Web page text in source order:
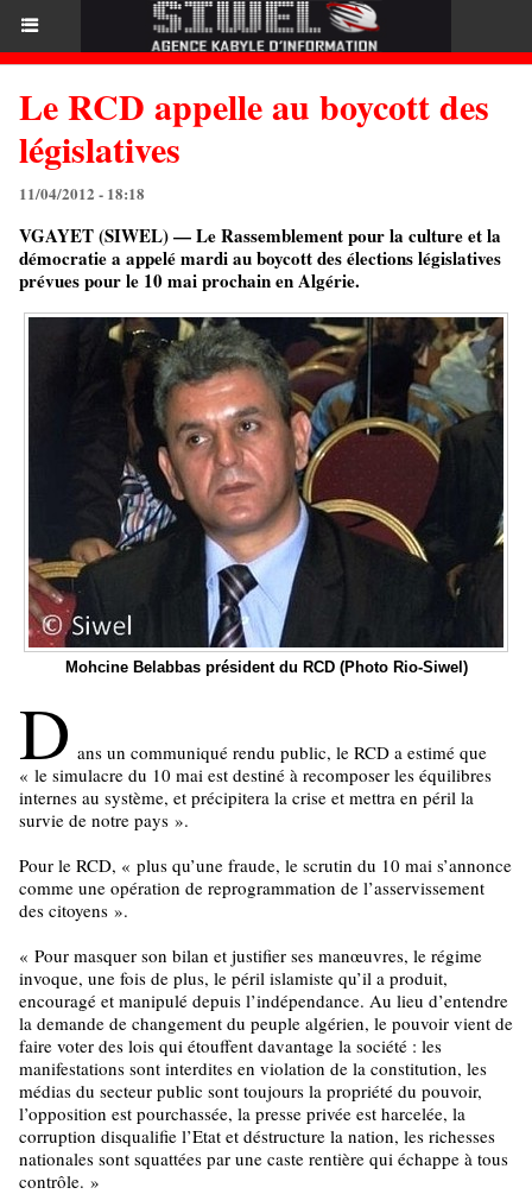
Le RCD appelle au boycott des
législatives
11/04/2012 - 18:18
VGAYET (SIWEL) — Le Rassemblement pour la culture et la
démocratie a appelé mardi au boycott des élections législatives
prévues pour le 10 mai prochain en Algérie.
Mohcine Belabbas président du RCD (Photo Rio-Siwel)
D ans un communiqué rendu public, le RCD a estimé que
« le simulacre du 10 mai est destiné à recomposer les équilibres
internes au système, et précipitera la crise et mettra en péril la
survie de notre pays ».
Pour le RCD, « plus qu’une fraude, le scrutin du 10 mai s’annonce
comme une opération de reprogrammation de l’asservissement
des citoyens ».
« Pour masquer son bilan et justifier ses manœuvres, le régime
invoque, une fois de plus, le péril islamiste qu’il a produit,
encouragé et manipulé depuis l’indépendance. Au lieu d’entendre
la demande de changement du peuple algérien, le pouvoir vient de
faire voter des lois qui étouffent davantage la société : les
manifestations sont interdites en violation de la constitution, les
médias du secteur public sont toujours la propriété du pouvoir,
l’opposition est pourchassée, la presse privée est harcelée, la
corruption disqualifie l’Etat et déstructure la nation, les richesses
nationales sont squattées par une caste rentière qui échappe à tous
contrôle. »